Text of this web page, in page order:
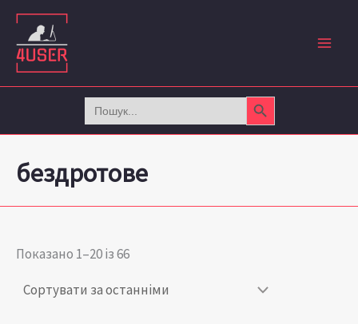
Перейти
вмісту
Search
for:
Search Button
бездротове
Показано 1–20 із 66